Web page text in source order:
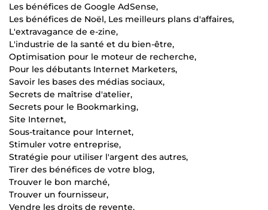
Les bénéfices de Google AdSense,
Les bénéfices de Noël, Les meilleurs plans d'affaires,
L'extravagance de e-zine,
L'industrie de la santé et du bien-être,
Optimisation pour le moteur de recherche,
Pour les débutants Internet Marketers,
Savoir les bases des médias sociaux,
Secrets de maîtrise d'atelier,
Secrets pour le Bookmarking,
Site Internet,
Sous-traitance pour Internet,
Stimuler votre entreprise,
Stratégie pour utiliser l'argent des autres,
Tirer des bénéfices de votre blog,
Trouver le bon marché,
Trouver un fournisseur,
Vendre les droits de revente,